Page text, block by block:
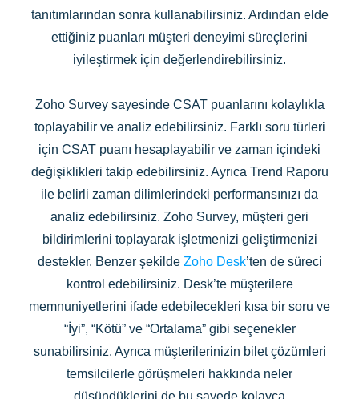
tanıtımlarından sonra kullanabilirsiniz. Ardından elde
ettiğiniz puanları müşteri deneyimi süreçlerini
iyileştirmek için değerlendirebilirsiniz.
Zoho Survey sayesinde CSAT puanlarını kolaylıkla
toplayabilir ve analiz edebilirsiniz. Farklı soru türleri
için CSAT puanı hesaplayabilir ve zaman içindeki
değişiklikleri takip edebilirsiniz. Ayrıca Trend Raporu
ile belirli zaman dilimlerindeki performansınızı da
analiz edebilirsiniz. Zoho Survey, müşteri geri
bildirimlerini toplayarak işletmenizi geliştirmenizi
destekler. Benzer şekilde Zoho Desk’ten de süreci
kontrol edebilirsiniz. Desk’te müşterilere
memnuniyetlerini ifade edebilecekleri kısa bir soru ve
“İyi”, “Kötü” ve “Ortalama” gibi seçenekler
sunabilirsiniz. Ayrıca müşterilerinizin bilet çözümleri
temsilcilerle görüşmeleri hakkında neler
düşündüklerini de bu sayede kolayca